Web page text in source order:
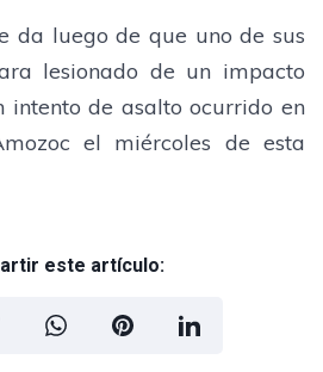
da luego de que uno de sus
lesionado de un impacto
de asalto ocurrido en
el miércoles de esta
este artículo: